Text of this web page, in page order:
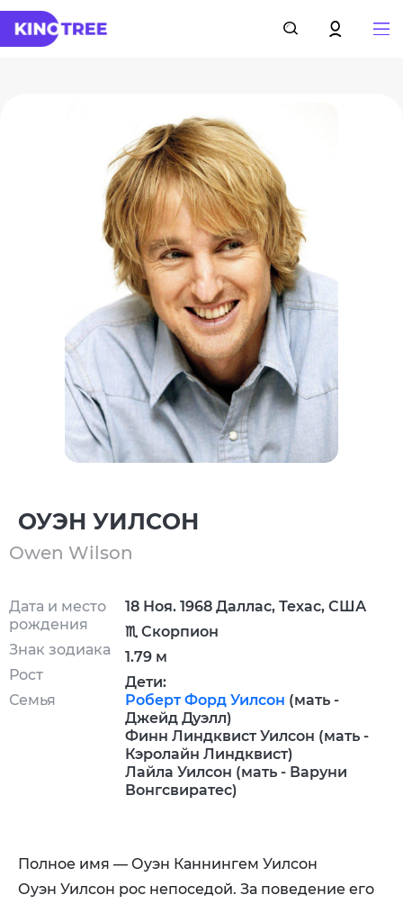
ОУЭН УИЛСОН
Owen Wilson
Дата и место
рождения
Знак зодиака
Рост
Семья
18 Ноя. 1968 Даллас, Техас, США
♏ Скорпион
1.79 м
Дети:
Роберт Форд Уилсон (мать -
Джейд Дуэлл)
Финн Линдквист Уилсон (мать -
Кэролайн Линдквист)
Лайла Уилсон (мать - Варуни
Вонгсвиратес)
Полное имя — Оуэн Каннингем Уилсон
Оуэн Уилсон рос непоседой. За поведение его